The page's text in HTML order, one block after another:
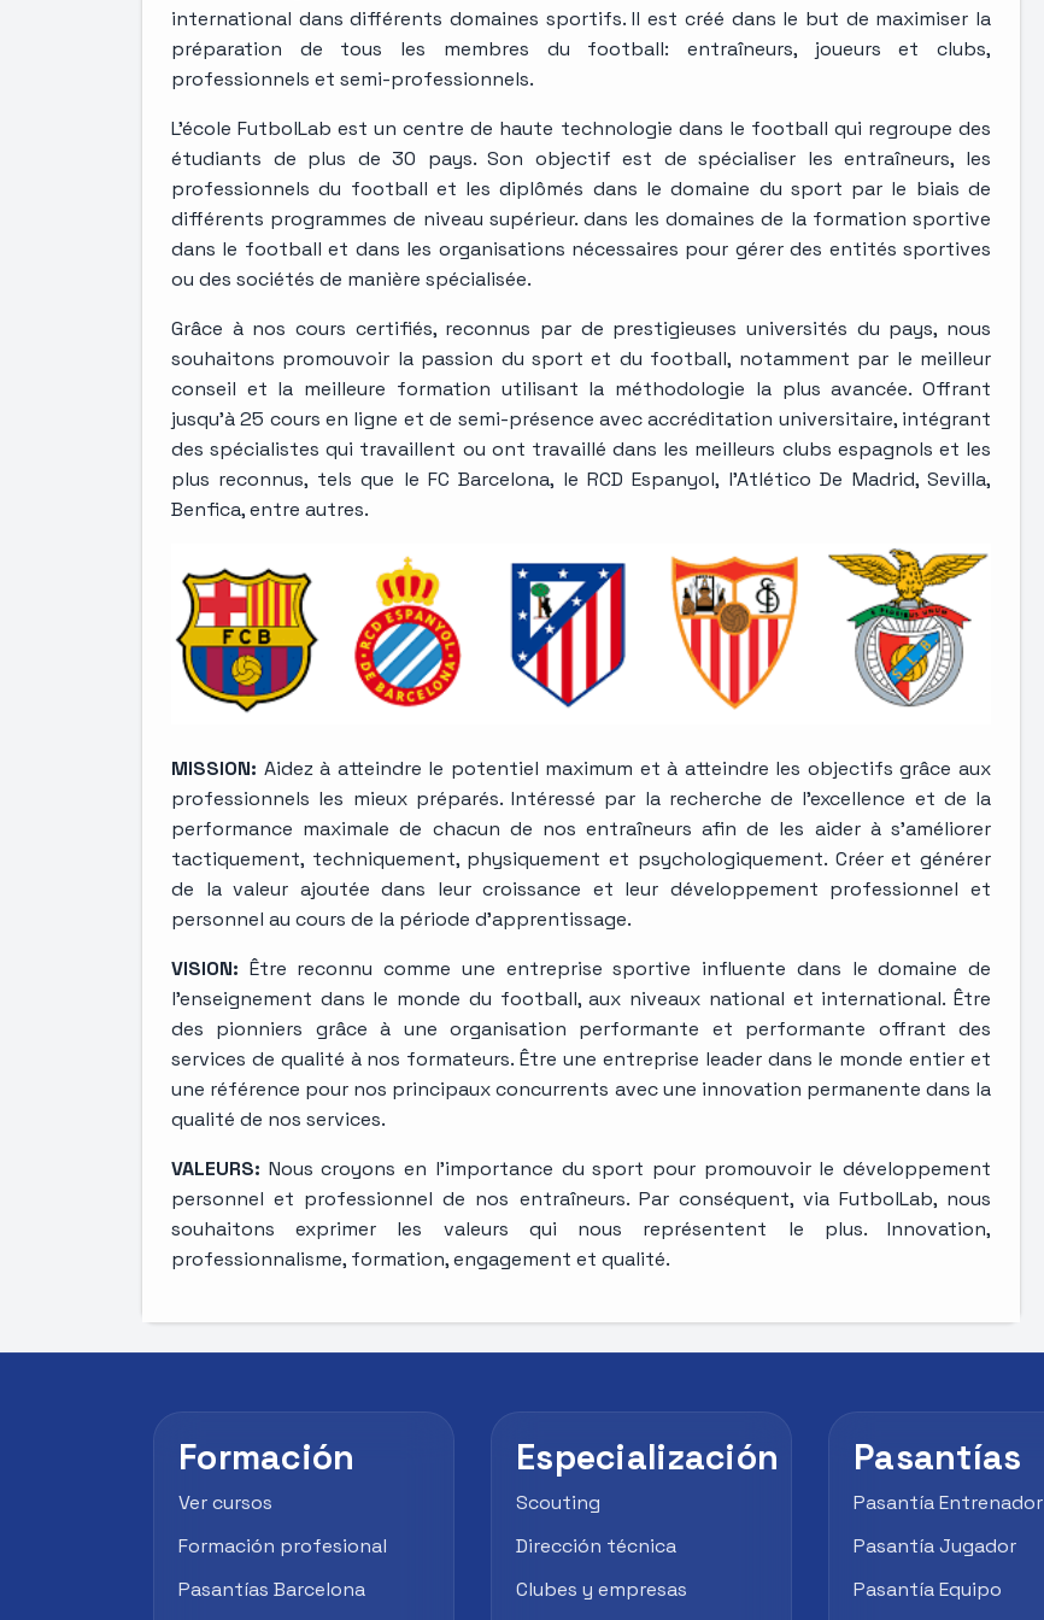
international dans différents domaines sportifs. Il est créé dans le but de maximiser la
préparation de tous les membres du football: entraîneurs, joueurs et clubs,
professionnels et semi-professionnels.
L’école FutbolLab est un centre de haute technologie dans le football qui regroupe des
étudiants de plus de 30 pays. Son objectif est de spécialiser les entraîneurs, les
professionnels du football et les diplômés dans le domaine du sport par le biais de
différents programmes de niveau supérieur. dans les domaines de la formation sportive
dans le football et dans les organisations nécessaires pour gérer des entités sportives
ou des sociétés de manière spécialisée.
Grâce à nos cours certifiés, reconnus par de prestigieuses universités du pays, nous
souhaitons promouvoir la passion du sport et du football, notamment par le meilleur
conseil et la meilleure formation utilisant la méthodologie la plus avancée. Offrant
jusqu'à 25 cours en ligne et de semi-présence avec accréditation universitaire, intégrant
des spécialistes qui travaillent ou ont travaillé dans les meilleurs clubs espagnols et les
plus reconnus, tels que le FC Barcelona, le RCD Espanyol, l'Atlético De Madrid, Sevilla,
Benfica, entre autres.
MISSION: Aidez à atteindre le potentiel maximum et à atteindre les objectifs grâce aux
professionnels les mieux préparés. Intéressé par la recherche de l’excellence et de la
performance maximale de chacun de nos entraîneurs afin de les aider à s’améliorer
tactiquement, techniquement, physiquement et psychologiquement. Créer et générer
de la valeur ajoutée dans leur croissance et leur développement professionnel et
personnel au cours de la période d’apprentissage.
VISION: Être reconnu comme une entreprise sportive influente dans le domaine de
l'enseignement dans le monde du football, aux niveaux national et international. Être
des pionniers grâce à une organisation performante et performante offrant des
services de qualité à nos formateurs. Être une entreprise leader dans le monde entier et
une référence pour nos principaux concurrents avec une innovation permanente dans la
qualité de nos services.
VALEURS: Nous croyons en l'importance du sport pour promouvoir le développement
personnel et professionnel de nos entraîneurs. Par conséquent, via FutbolLab, nous
souhaitons exprimer les valeurs qui nous représentent le plus. Innovation,
professionnalisme, formation, engagement et qualité.
Formación
Ver cursos
Formación profesional
Pasantías Barcelona
Especialización
Scouting
Dirección técnica
Clubes y empresas
Pasantías
Pasantía Entrenador
Pasantía Jugador
Pasantía Equipo